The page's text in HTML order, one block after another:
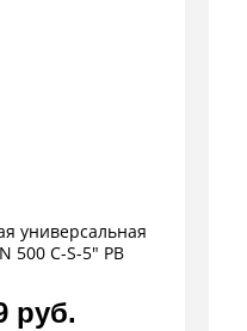
универсальная
500 C-S-5" PB
руб.